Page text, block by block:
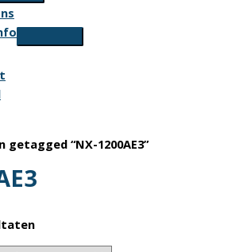
“NX-1200AE3”
Gesorteerd
op